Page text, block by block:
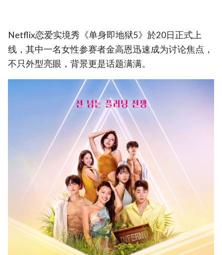
Netflix恋爱实境秀《单身即地狱5》於20日正式上
线，其中一名女性参赛者金高恩迅速成为讨论焦点，
不只外型亮眼，背景更是话题满满。